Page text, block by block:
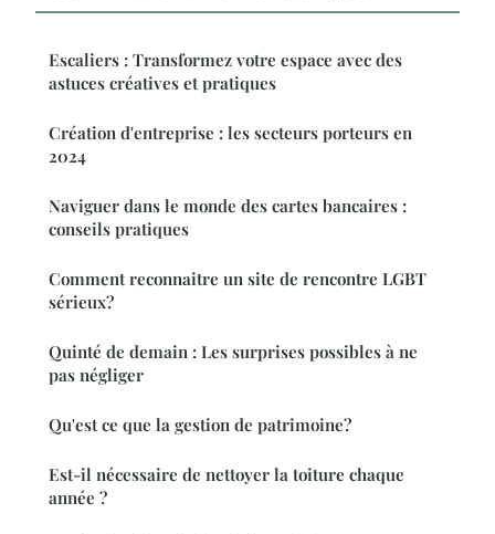
Escaliers : Transformez votre espace avec des
astuces créatives et pratiques
Création d'entreprise : les secteurs porteurs en
2024
Naviguer dans le monde des cartes bancaires :
conseils pratiques
Comment reconnaitre un site de rencontre LGBT
sérieux?
Quinté de demain : Les surprises possibles à ne
pas négliger
Qu'est ce que la gestion de patrimoine?
Est-il nécessaire de nettoyer la toiture chaque
année ?